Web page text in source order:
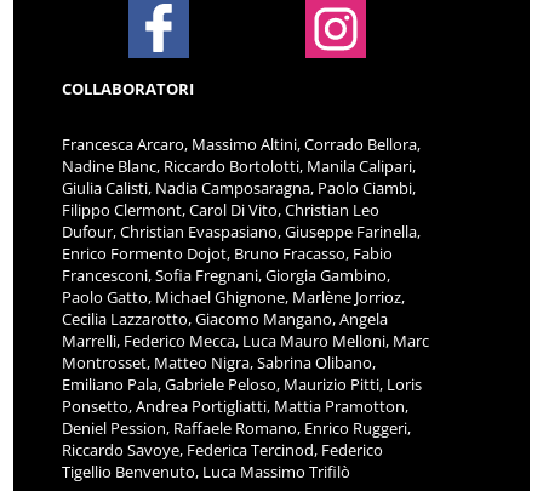
COLLABORATORI
Francesca Arcaro, Massimo Altini, Corrado Bellora,
Nadine Blanc, Riccardo Bortolotti, Manila Calipari,
Giulia Calisti, Nadia Camposaragna, Paolo Ciambi,
Filippo Clermont, Carol Di Vito, Christian Leo
Dufour, Christian Evaspasiano, Giuseppe Farinella,
Enrico Formento Dojot, Bruno Fracasso, Fabio
Francesconi, Sofia Fregnani, Giorgia Gambino,
Paolo Gatto, Michael Ghignone, Marlène Jorrioz,
Cecilia Lazzarotto, Giacomo Mangano, Angela
Marrelli, Federico Mecca, Luca Mauro Melloni, Marc
Montrosset, Matteo Nigra, Sabrina Olibano,
Emiliano Pala, Gabriele Peloso, Maurizio Pitti, Loris
Ponsetto, Andrea Portigliatti, Mattia Pramotton,
Deniel Pession, Raffaele Romano, Enrico Ruggeri,
Riccardo Savoye, Federica Tercinod, Federico
Tigellio Benvenuto, Luca Massimo Trifilò